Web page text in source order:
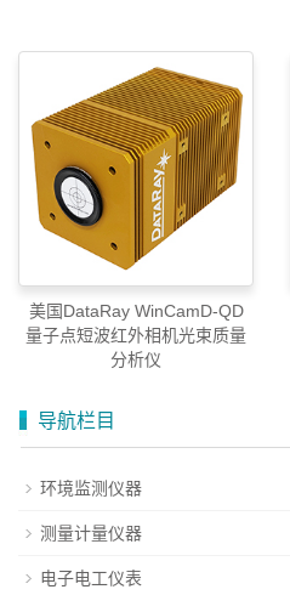
美国DataRay WinCamD-QD
量子点短波红外相机光束质量
分析仪
导航栏目
环境监测仪器
测量计量仪器
电子电工仪表